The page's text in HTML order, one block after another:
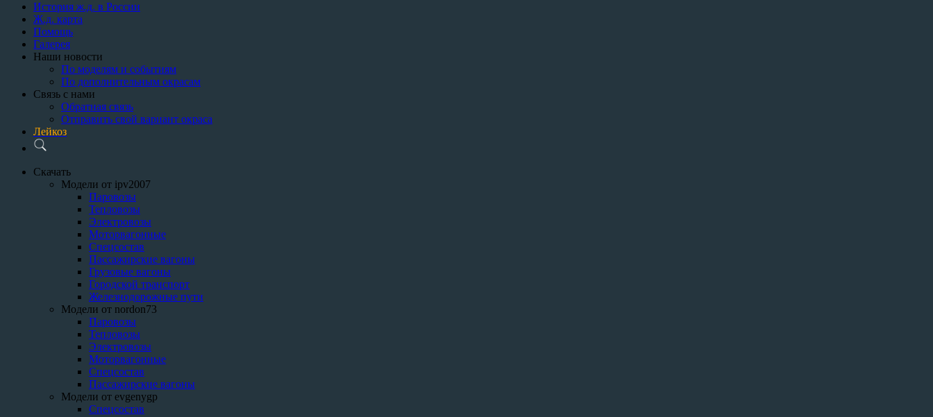
История ж.д. в России
Ж.д. карта
Помощь
Галерея
Наши новости
По моделям и событиям
По дополнительным окрасам
Связь с нами
Обратная связь
Отправить свой вариант окраса
Лейкоз
Скачать
Модели от ipv2007
Паровозы
Тепловозы
Электровозы
Моторвагонные
Спецсостав
Пассажирские вагоны
Грузовые вагоны
Городской транспорт
Железнодорожные пути
Модели от nordon73
Паровозы
Тепловозы
Электровозы
Моторвагонные
Спецсостав
Пассажирские вагоны
Модели от evgenygp
Спецсостав